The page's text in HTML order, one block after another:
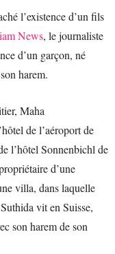
l’existence d’un fils
News, le journaliste
d’un garçon, né
harem.
Maha
de l’aéroport de
l’hôtel Sonnenbichl de
d’une
villa, dans laquelle
vit en Suisse,
son harem de son